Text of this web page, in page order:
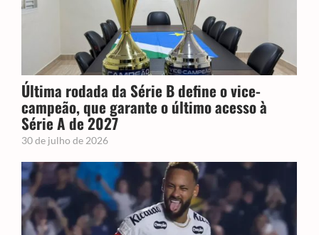
Última rodada da Série B define o vice-
campeão, que garante o último acesso à
Série A de 2027
30 de julho de 2026